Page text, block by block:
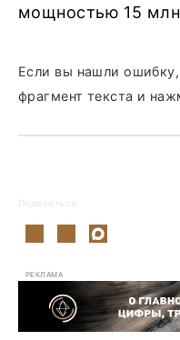
мощностью 15
Если вы нашли
фрагмент текста и
Поделиться:
РЕКЛАМА